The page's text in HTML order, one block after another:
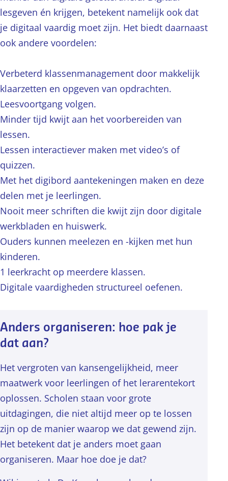
lesgeven én krijgen, betekent namelijk ook dat
je digitaal vaardig moet zijn. Het biedt daarnaast
ook andere voordelen:
Verbeterd klassenmanagement door makkelijk
klaarzetten en opgeven van opdrachten.
Leesvoortgang volgen.
Minder tijd kwijt aan het voorbereiden van
lessen.
Lessen interactiever maken met video’s of
quizzen.
Met het digibord aantekeningen maken en deze
delen met je leerlingen.
Nooit meer schriften die kwijt zijn door digitale
werkbladen en huiswerk.
Ouders kunnen meelezen en -kijken met hun
kinderen.
1 leerkracht op meerdere klassen.
Digitale vaardigheden structureel oefenen.
Anders organiseren: hoe pak je
dat aan?
Het vergroten van kansengelijkheid, meer
maatwerk voor leerlingen of het lerarentekort
oplossen. Scholen staan voor grote
uitdagingen, die niet altijd meer op te lossen
zijn op de manier waarop we dat gewend zijn.
Het betekent dat je anders moet gaan
organiseren. Maar hoe doe je dat?